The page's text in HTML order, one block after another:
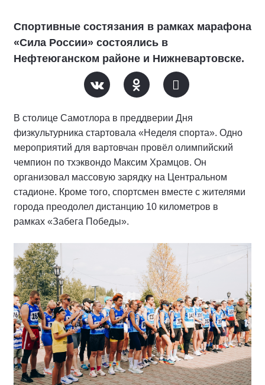
Спортивные состязания в рамках марафона
«Сила России» состоялись в
Нефтеюганском районе и Нижневартовске.
В столице Самотлора в преддверии Дня
физкультурника стартовала «Неделя спорта». Одно
мероприятий для вартовчан провёл олимпийский
чемпион по тхэквондо Максим Храмцов. Он
организовал массовую зарядку на Центральном
стадионе. Кроме того, спортсмен вместе с жителями
города преодолел дистанцию 10 километров в
рамках «Забега Победы».